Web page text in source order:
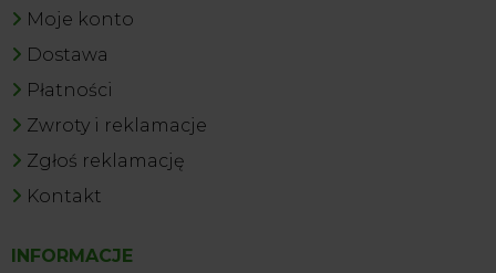
Moje konto
Dostawa
Płatności
Zwroty i reklamacje
Zgłoś reklamację
Kontakt
INFORMACJE